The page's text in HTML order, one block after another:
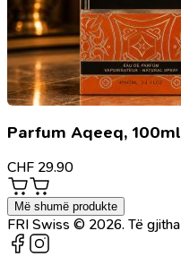
Parfum Aqeeq, 100ml
CHF 29.90
Më shumë produkte
FRI Swiss © 2026. Të